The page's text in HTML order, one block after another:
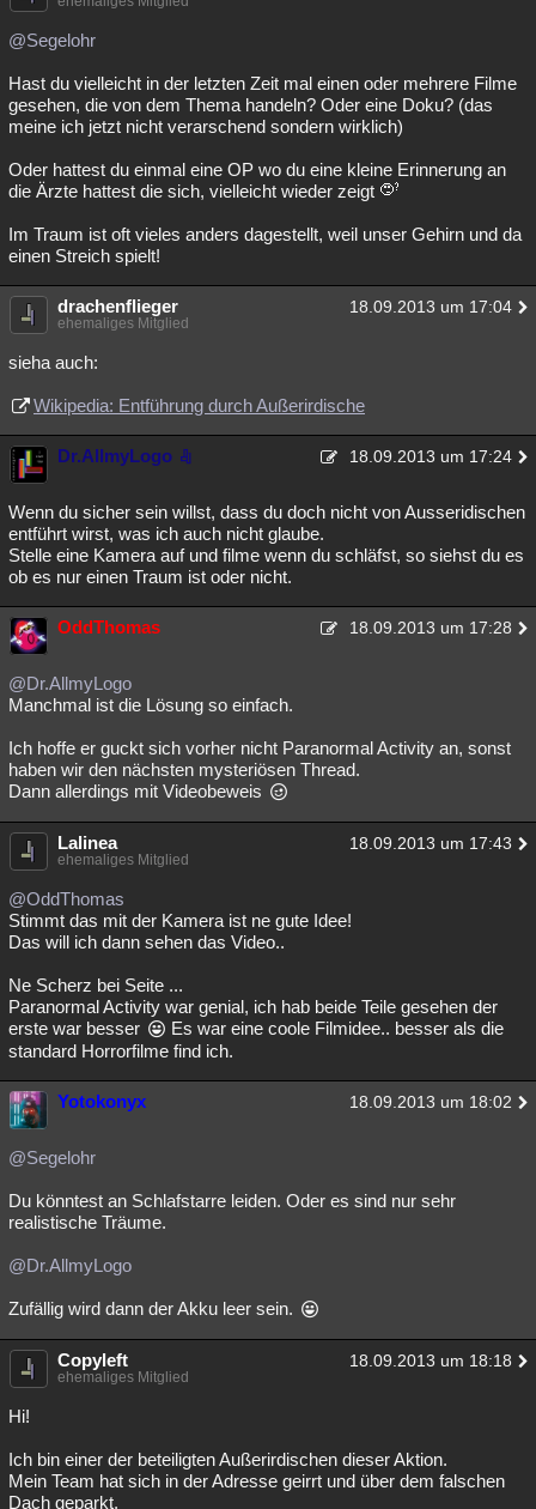
@Segelohr
Hast du vielleicht in der letzten Zeit mal einen oder mehrere Filme
gesehen, die von dem Thema handeln? Oder eine Doku? (das
meine ich jetzt nicht verarschend sondern wirklich)
Oder hattest du einmal eine OP wo du eine kleine Erinnerung an
die Ärzte hattest die sich, vielleicht wieder zeigt
Im Traum ist oft vieles anders dagestellt, weil unser Gehirn und da
einen Streich spielt!
drachenflieger 18.09.2013 um 17:04
ehemaliges Mitglied
sieha auch:
Wikipedia: Entführung durch Außerirdische
Dr.AllmyLogo 18.09.2013 um 17:24
Wenn du sicher sein willst, dass du doch nicht von Ausseridischen
entführt wirst, was ich auch nicht glaube.
Stelle eine Kamera auf und filme wenn du schläfst, so siehst du es
ob es nur einen Traum ist oder nicht.
OddThomas 18.09.2013 um 17:28
@Dr.AllmyLogo
Manchmal ist die Lösung so einfach.
Ich hoffe er guckt sich vorher nicht Paranormal Activity an, sonst
haben wir den nächsten mysteriösen Thread.
Dann allerdings mit Videobeweis
Lalinea 18.09.2013 um 17:43
ehemaliges Mitglied
@OddThomas
Stimmt das mit der Kamera ist ne gute Idee!
Das will ich dann sehen das Video..
Ne Scherz bei Seite ...
Paranormal Activity war genial, ich hab beide Teile gesehen der
erste war besser
Es war eine coole Filmidee.. besser als die
standard Horrorfilme find ich.
Yotokonyx 18.09.2013 um 18:02
@Segelohr
Du könntest an Schlafstarre leiden. Oder es sind nur sehr
realistische Träume.
@Dr.AllmyLogo
Zufällig wird dann der Akku leer sein.
Copyleft 18.09.2013 um 18:18
ehemaliges Mitglied
Hi!
Ich bin einer der beteiligten Außerirdischen dieser Aktion.
Mein Team hat sich in der Adresse geirrt und über dem falschen
Dach geparkt.